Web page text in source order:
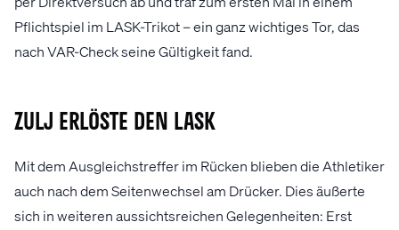
Pflichtspiel im LASK-Trikot – ein ganz wichtiges Tor, das
nach VAR-Check seine Gültigkeit fand.
Zulj erlöste den LASK
Mit dem Ausgleichstreffer im Rücken blieben die Athletiker
auch nach dem Seitenwechsel am Drücker. Dies äußerte
sich in weiteren aussichtsreichen Gelegenheiten: Erst